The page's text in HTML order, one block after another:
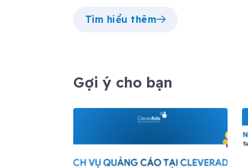
Tìm hiểu thêm
Gợi ý cho bạn